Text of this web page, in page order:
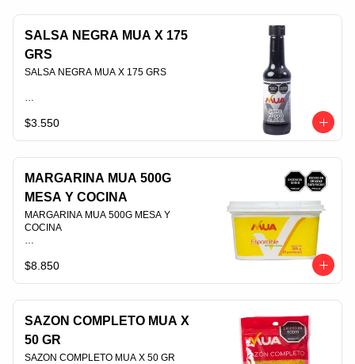
SALSA NEGRA MUA X 175
GRS
SALSA NEGRA MUA X 175 GRS
$3.550
MARGARINA MUA 500G
MESA Y COCINA
MARGARINA MUA 500G MESA Y
COCINA
$8.850
SAZON COMPLETO MUA X
50 GR
SAZON COMPLETO MUA X 50 GR